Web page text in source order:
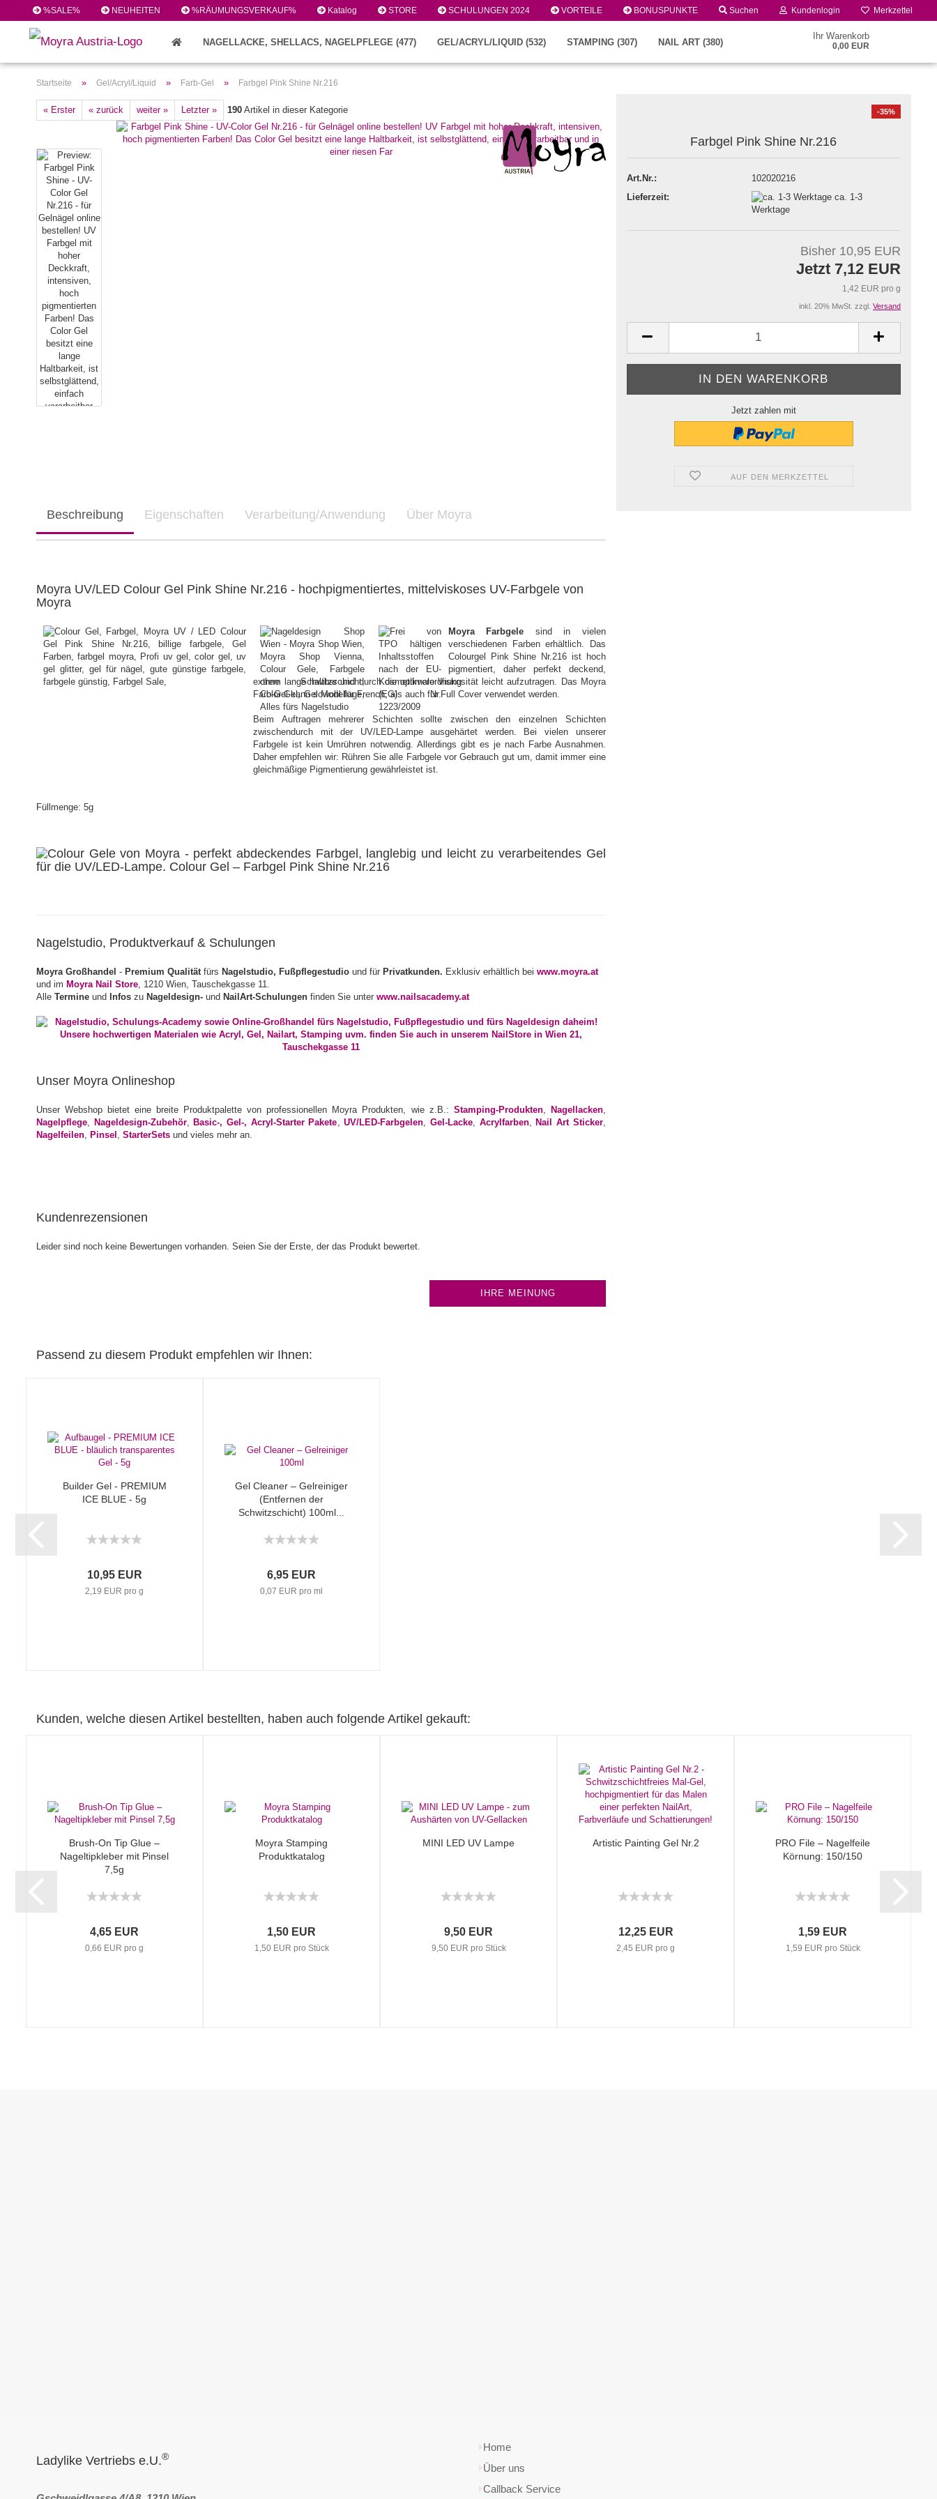
%SALE% NEUHEITEN %RÄUMUNGSVERKAUF% Katalog STORE SCHULUNGEN 2024 VORTEILE BONUSPUNKTE Suchen Kundenlogin
Konto erstellen
Merkzettel
Ihr Warenkorb
0,00 EUR
NAGELLACKE, SHELLACS, NAGELPFLEGE (477) GEL/ACRYL/LIQUID (532) STAMPING (307) NAIL ART (380)
Startseite » Gel/Acryl/Liquid » Farb-Gel » Farbgel Pink Shine Nr.216
« Erster « zurück weiter » Letzter » 190 Artikel in dieser Kategorie -35%
Farbgel Pink Shine Nr.216
Art.Nr.:
102020216
Lieferzeit:
ca. 1-3
Werktage
Bisher 10,95 EUR
Jetzt 7,12 EUR
1,42 EUR pro g
inkl. 20% MwSt. zzgl. Versand
Jetzt zahlen mit
AUF DEN MERKZETTEL
Beschreibung Eigenschaften Verarbeitung/Anwendung Über Moyra
Moyra UV/LED Colour Gel Pink Shine Nr.216 - hochpigmentiertes, mittelviskoses UV-Farbgele von
Moyra
Moyra Farbgele sind in vielen
verschiedenen Farben erhältlich. Das
Colourgel Pink Shine Nr.216 ist hoch
pigmentiert, daher perfekt deckend,
extrem lange haltbar und durch die optimale Viskosität leicht aufzutragen. Das Moyra
Farb-Gel kann sowohl für French, als auch für Full Cover verwendet werden.
Beim Auftragen mehrerer Schichten sollte zwischen den einzelnen Schichten
zwischendurch mit der UV/LED-Lampe ausgehärtet werden. Bei vielen unserer
Farbgele ist kein Umrühren notwendig. Allerdings gibt es je nach Farbe Ausnahmen.
Daher empfehlen wir: Rühren Sie alle Farbgele vor Gebrauch gut um, damit immer eine
gleichmäßige Pigmentierung gewährleistet ist.
Füllmenge: 5g
Nagelstudio, Produktverkauf & Schulungen
Moyra Großhandel - Premium Qualität fürs Nagelstudio, Fußpflegestudio und für Privatkunden. Exklusiv erhältlich bei www.moyra.at
und im Moyra Nail Store, 1210 Wien, Tauschekgasse 11.
Alle Termine und Infos zu Nageldesign- und NailArt-Schulungen finden Sie unter www.nailsacademy.at
Unser Moyra Onlineshop
Unser Webshop bietet eine breite Produktpalette von professionellen Moyra Produkten, wie z.B.: Stamping-Produkten, Nagellacken,
Nagelpflege, Nageldesign-Zubehör, Basic-, Gel-, Acryl-Starter Pakete,UV/LED-Farbgelen, Gel-Lacke, Acrylfarben, Nail Art Sticker,
Nagelfeilen, Pinsel , StarterSets und vieles mehr an.
Kundenrezensionen
Leider sind noch keine Bewertungen vorhanden. Seien Sie der Erste, der das Produkt bewertet.
IHRE MEINUNG
Passend zu diesem Produkt empfehlen wir Ihnen:
Builder Gel - PREMIUM
ICE BLUE - 5g
10,95 EUR
2,19 EUR pro g
Gel Cleaner – Gelreiniger
(Entfernen der
Schwitzschicht) 100ml...
6,95 EUR
0,07 EUR pro ml
Kunden, welche diesen Artikel bestellten, haben auch folgende Artikel gekauft:
Brush-On Tip Glue –
Nageltipkleber mit Pinsel
7,5g
4,65 EUR
0,66 EUR pro g
Moyra Stamping
Produktkatalog
1,50 EUR
1,50 EUR pro Stück
MINI LED UV Lampe
9,50 EUR
9,50 EUR pro Stück
Artistic Painting Gel Nr.2
12,25 EUR
2,45 EUR pro g
PRO File – Nagelfeile
Körnung: 150/150
1,59 EUR
1,59 EUR pro Stück
Ladylike Vertriebs e.U.®
Home
Über uns
Callback Service